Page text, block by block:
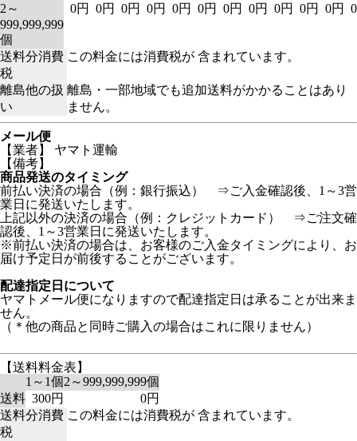
2～
999,999,999
個
0円 0円 0円 0円 0円 0円 0円 0円 0円 0円 0円
送料分消費
税
この料金には消費税が 含まれています。
離島他の扱
い
離島・一部地域でも追加送料がかかることはあり
ません。
メール便
【業者】 ヤマト運輸
【備考】
商品発送のタイミング
前払い決済の場合（例：銀行振込） ⇒ご入金確認後、1～3営
業日に発送いたします。
上記以外の決済の場合（例：クレジットカード） ⇒ご注文確
認後、1～3営業日に発送いたします。
※前払い決済の場合は、お客様のご入金タイミングにより、お
届け予定日が前後することがございます。
配達指定日について
ヤマトメール便になりますので配達指定日は承ることが出来ま
せん。
（＊他の商品と同時ご購入の場合はこれに限りません）
【送料料金表】
1～1個2～999,999,999個
送料 300円
0円
送料分消費
税
この料金には消費税が 含まれています。